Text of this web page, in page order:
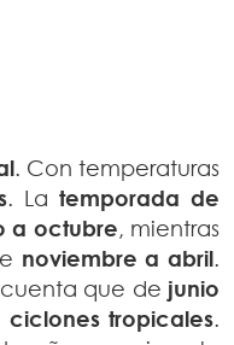
. Con temperaturas
. La temporada de
a octubre, mientras
noviembre a abril.
que de junio
tropicales.